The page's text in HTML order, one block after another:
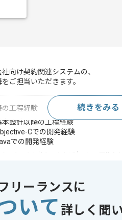
向け契約関連システムの、
ご担当いただきます。
の工程経験
本設計以降の工程経験
Cでの開発経験
での開発経験
Oracle
続きをみる
リーランスに
いて 詳しく聞